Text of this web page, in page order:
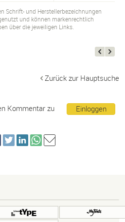
Schrift- und Herstellerbezeichnungen
und können markenrechtlich
über die jeweiligen Links.
Zurück zur Hauptsuche
Einloggen
Kommentar zu